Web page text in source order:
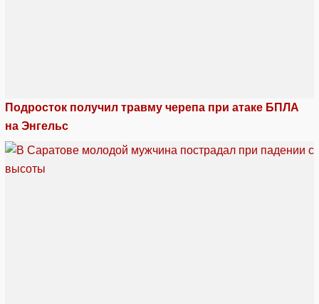
Подросток получил травму черепа при атаке БПЛА
на Энгельс